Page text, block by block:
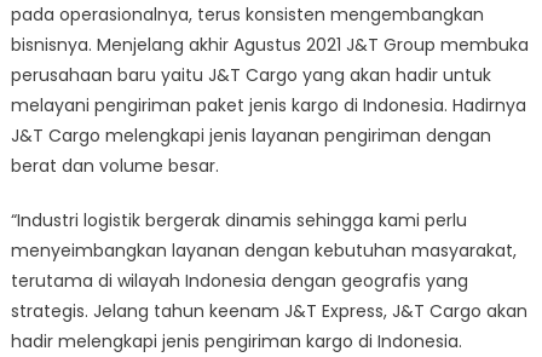
pada operasionalnya, terus konsisten mengembangkan
bisnisnya. Menjelang akhir Agustus 2021 J&T Group membuka
perusahaan baru yaitu J&T Cargo yang akan hadir untuk
melayani pengiriman paket jenis kargo di Indonesia. Hadirnya
J&T Cargo melengkapi jenis layanan pengiriman dengan
berat dan volume besar.
“Industri logistik bergerak dinamis sehingga kami perlu
menyeimbangkan layanan dengan kebutuhan masyarakat,
terutama di wilayah Indonesia dengan geografis yang
strategis. Jelang tahun keenam J&T Express, J&T Cargo akan
hadir melengkapi jenis pengiriman kargo di Indonesia.